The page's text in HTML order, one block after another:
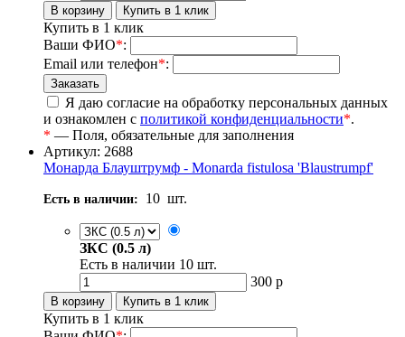
Купить в 1 клик
Ваши ФИО*:
Email или телефон*:
Я даю согласие на обработку персональных данных
и ознакомлен с политикой конфиденциальности*.
* — Поля, обязательные для заполнения
Артикул: 2688
Монарда Блауштрумф - Monarda fistulosa 'Blaustrumpf'
Есть в наличии: 10 шт.
ЗКС (0.5 л)
Есть в наличии 10 шт.
300 р
Купить в 1 клик